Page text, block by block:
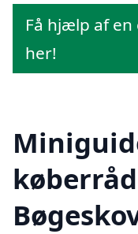
Få hjælp af
her!